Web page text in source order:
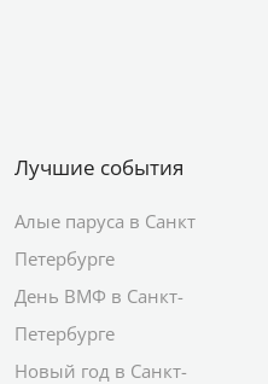
Лучшие события
Алые паруса в Санкт
Петербурге
День ВМФ в Санкт-
Петербурге
Новый год в Санкт-